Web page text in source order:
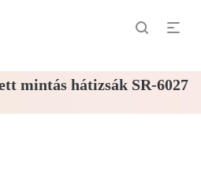
mintás hátizsák SR-6027